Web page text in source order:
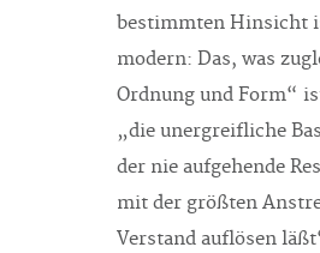
bestimmten Hinsicht
modern: Das, was
Ordnung und Form“
„die unergreifliche
der nie aufgehende
mit der größten
Verstand auflösen